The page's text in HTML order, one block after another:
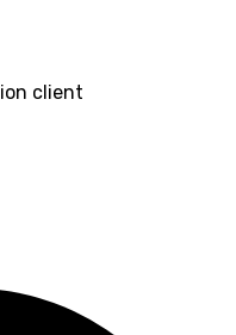
client